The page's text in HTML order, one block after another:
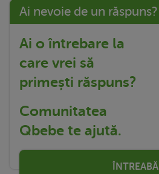
Ai nevoie de un răspuns?
Ai o întrebare la
care vrei să
primești răspuns?
Comunitatea
Qbebe te ajută.
ÎNTREABĂ